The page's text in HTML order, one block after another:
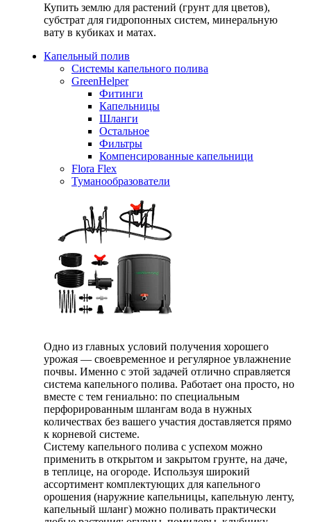
Купить землю для растений (грунт для цветов),
субстрат для гидропонных систем, минеральную
вату в кубиках и матах.
Капельный полив
Системы капельного полива
GreenHelper
Фитинги
Капельницы
Шланги
Остальное
Фильтры
Компенсированные капельници
Flora Flex
Туманообразователи
Одно из главных условий получения хорошего
урожая — своевременное и регулярное увлажнение
почвы. Именно с этой задачей отлично справляется
система капельного полива. Работает она просто, но
вместе с тем гениально: по специальным
перфорированным шлангам вода в нужных
количествах без вашего участия доставляется прямо
к корневой системе.
Систему капельного полива с успехом можно
применить в открытом и закрытом грунте, на даче,
в теплице, на огороде. Используя широкий
ассортимент комплектующих для капельного
орошения (наружние капельницы, капельную ленту,
капельный шланг) можно поливать практически